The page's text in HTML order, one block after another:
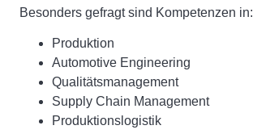
Besonders gefragt sind Kompetenzen in:
Produktion
Automotive Engineering
Qualitätsmanagement
Supply Chain Management
Produktionslogistik